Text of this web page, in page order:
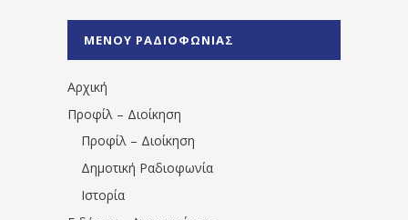
1531194763766854/" artist="" ]
ΜΕΝΟΥ ΡΑΔΙΟΦΩΝΙΑΣ
Αρχική
Προφίλ – Διοίκηση
Προφίλ – Διοίκηση
Δημοτική Ραδιοφωνία
Ιστορία